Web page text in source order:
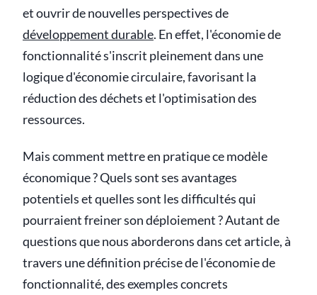
et ouvrir de nouvelles perspectives de
développement durable. En effet, l'économie de
fonctionnalité s'inscrit pleinement dans une
logique d'économie circulaire, favorisant la
réduction des déchets et l'optimisation des
ressources.
Mais comment mettre en pratique ce modèle
économique ? Quels sont ses avantages
potentiels et quelles sont les difficultés qui
pourraient freiner son déploiement ? Autant de
questions que nous aborderons dans cet article, à
travers une définition précise de l'économie de
fonctionnalité, des exemples concrets